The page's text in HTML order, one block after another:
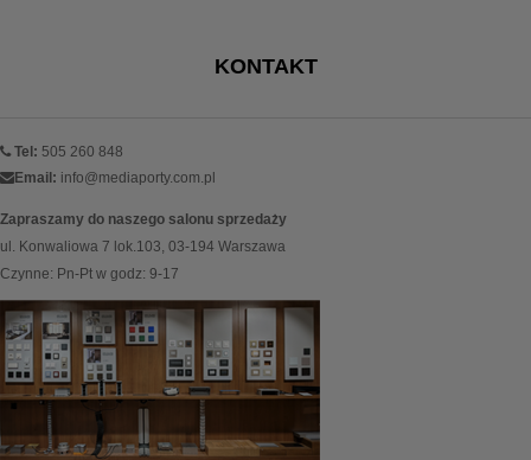
KONTAKT
Tel: 505 260 848
Email: info@mediaporty.com.pl
Zapraszamy do naszego salonu sprzedaży
ul. Konwaliowa 7 lok.103, 03-194 Warszawa
Czynne: Pn-Pt w godz: 9-17